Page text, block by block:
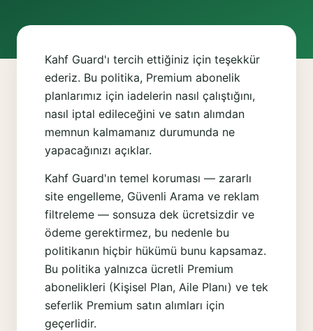
Kahf Guard'ı tercih ettiğiniz için teşekkür
ederiz. Bu politika, Premium abonelik
planlarımız için iadelerin nasıl çalıştığını,
nasıl iptal edileceğini ve satın alımdan
memnun kalmamanız durumunda ne
yapacağınızı açıklar.
Kahf Guard'ın temel koruması — zararlı
site engelleme, Güvenli Arama ve reklam
filtreleme — sonsuza dek ücretsizdir ve
ödeme gerektirmez, bu nedenle bu
politikanın hiçbir hükümü bunu kapsamaz.
Bu politika yalnızca ücretli Premium
abonelikleri (Kişisel Plan, Aile Planı) ve tek
seferlik Premium satın alımları için
geçerlidir.